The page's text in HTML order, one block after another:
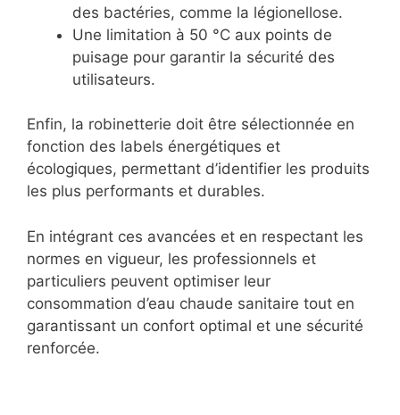
des bactéries, comme la légionellose.
Une limitation à 50 °C aux points de
puisage pour garantir la sécurité des
utilisateurs.
Enfin, la robinetterie doit être sélectionnée en
fonction des labels énergétiques et
écologiques, permettant d’identifier les produits
les plus performants et durables.
En intégrant ces avancées et en respectant les
normes en vigueur, les professionnels et
particuliers peuvent optimiser leur
consommation d’eau chaude sanitaire tout en
garantissant un confort optimal et une sécurité
renforcée.